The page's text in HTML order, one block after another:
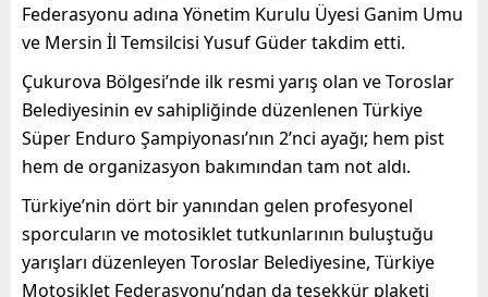
Federasyonu adına Yönetim Kurulu Üyesi Ganim Umu
ve Mersin İl Temsilcisi Yusuf Güder takdim etti.
Çukurova Bölgesi’nde ilk resmi yarış olan ve Toroslar
Belediyesinin ev sahipliğinde düzenlenen Türkiye
Süper Enduro Şampiyonası’nın 2’nci ayağı; hem pist
hem de organizasyon bakımından tam not aldı.
Türkiye’nin dört bir yanından gelen profesyonel
sporcuların ve motosiklet tutkunlarının buluştuğu
yarışları düzenleyen Toroslar Belediyesine, Türkiye
Motosiklet Federasyonu’ndan da teşekkür plaketi